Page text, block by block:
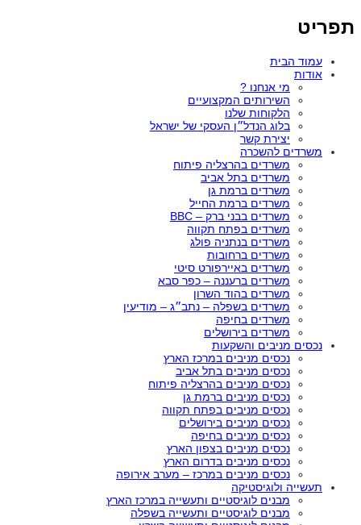
תפריט
עמוד הבית
אודות
מי אנחנו ?
השירותים המקצועיים
הלקוחות שלנו
בלוג הנדל״ן העסקי של ישראל
יצירת קשר
משרדים להשכרה
משרדים בהרצליה פיתוח
משרדים בתל אביב
משרדים ברמת גן
משרדים ברמת החייל
משרדים בבני ברק – BBC
משרדים בפתח תקווה
משרדים בנתניה פולג
משרדים ברחובות
משרדים באיירפורט סיטי
משרדים ברעננה – כפר סבא
משרדים בהוד השרון
משרדים בשפלה – נתב״ג – מודיעין
משרדים בחיפה
משרדים בירושלים
נכסים מניבים והשקעות
נכסים מניבים במרכז הארץ
נכסים מניבים בתל אביב
נכסים מניבים בהרצליה פיתוח
נכסים מניבים ברמת גן
נכסים מניבים בפתח תקווה
נכסים מניבים בירושלים
נכסים מניבים בחיפה
נכסים מניבים בצפון הארץ
נכסים מניבים בדרום הארץ
נכסים מניבים במרכז – מערב אירופה
תעשייה ולוגיסטיקה
מבנים לוגיסטיים ותעשייה במרכז הארץ
מבנים לוגיסטיים ותעשייה בשפלה